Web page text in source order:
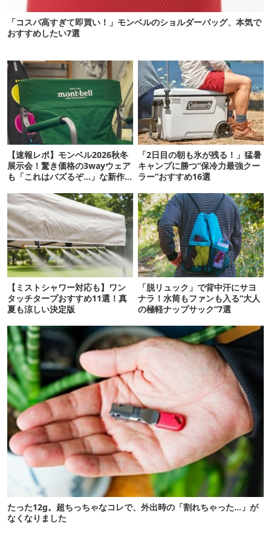
「コスパ高すぎて即買い！」モンベルのショルダーバッグ、本気で
おすすめしたい7選
【速報レポ】モンベル2026秋冬
展示会！驚き価格の3wayウェア
も「これはバズるぞ…」な新作
「2日目の朝も氷が残る！」猛暑
キャンプに勝つ“保冷力最強クー
ラー”おすすめ16選
【ミストシャワー対応も】ワン
タッチタープおすすめ11選！真
夏も涼しい決定版
「脱リュック」で背中汗にサヨ
ナラ！水筒もファンも入る“大人
の極軽ナップサック”7選
たった12g。超ちっちゃなコレで、外出時の「割れちゃった…」が
なくなりました